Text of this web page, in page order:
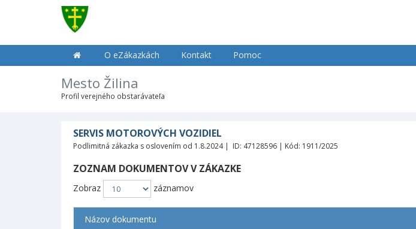
O eZákazkách Kontakt Pomoc
Mesto Žilina
Profil verejného obstarávateľa
SERVIS MOTOROVÝCH VOZIDIEL
Podlimitná zákazka s oslovením od 1.8.2024 | ID: 47128596 | Kód: 1911/2025
ZOZNAM DOKUMENTOV V ZÁKAZKE
Zobraz záznamov
Názov dokumentu